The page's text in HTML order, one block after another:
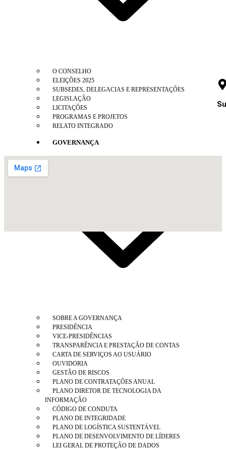
O CONSELHO
ELEIÇÕES 2025
SUBSEDES, DELEGACIAS E REPRESENTAÇÕES
LEGISLAÇÃO
LICITAÇÕES
PROGRAMAS E PROJETOS
RELATO INTEGRADO
GOVERNANÇA
SOBRE A GOVERNANÇA
PRESIDÊNCIA
VICE-PRESIDÊNCIAS
TRANSPARÊNCIA E PRESTAÇÃO DE CONTAS
CARTA DE SERVIÇOS AO USUÁRIO
OUVIDORIA
GESTÃO DE RISCOS
PLANO DE CONTRATAÇÕES ANUAL
PLANO DIRETOR DE TECNOLOGIA DA
INFORMAÇÃO
CÓDIGO DE CONDUTA
PLANO DE INTEGRIDADE
PLANO DE LOGÍSTICA SUSTENTÁVEL
PLANO DE DESENVOLVIMENTO DE LÍDERES
LEI GERAL DE PROTEÇÃO DE DADOS